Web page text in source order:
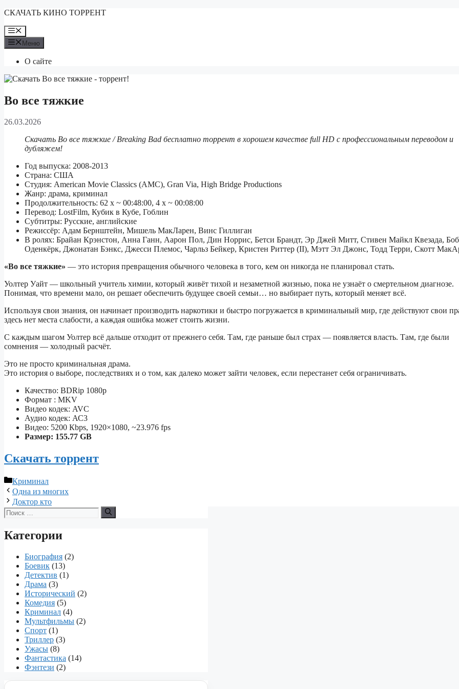
Перейти
содержимому
СКАЧАТЬ КИНО ТОРРЕНТ
Меню
Меню
О сайте
Во все тяжкие
26.03.2026
Скачать Во все тяжкие / Breaking Bad бесплатно торрент в хорошем качестве full HD с профессиональным переводом и
дубляжем!
Год выпуска: 2008-2013
Страна: США
Студия: American Movie Classics (AMC), Gran Via, High Bridge Productions
Жанр: драма, криминал
Продолжительность: 62 x ~ 00:48:00, 4 х ~ 00:08:00
Перевод: LostFilm, Кубик в Кубе, Гоблин
Субтитры: Русские, английские
Режиссёр: Адам Бернштейн, Мишель МакЛарен, Винс Гиллиган
В ролях: Брайан Крэнстон, Анна Ганн, Аарон Пол, Дин Норрис, Бетси Брандт, Эр Джей Митт, Стивен Майкл Квезада, Боб
Оденкёрк, Джонатан Бэнкс, Джесси Племос, Чарльз Бейкер, Кристен Риттер (II), Мэтт Эл Джонс, Тодд Терри, Скотт
«Во все тяжкие» — это история превращения обычного человека в того, кем он никогда не планировал стать.
Уолтер Уайт — школьный учитель химии, который живёт тихой и незаметной жизнью, пока не узнаёт о смертельном диагнозе.
Понимая, что времени мало, он решает обеспечить будущее своей семьи… но выбирает путь, который меняет всё.
Используя свои знания, он начинает производить наркотики и быстро погружается в криминальный мир, где действуют свои
здесь нет места слабости, а каждая ошибка может стоить жизни.
С каждым шагом Уолтер всё дальше отходит от прежнего себя. Там, где раньше был страх — появляется власть. Там, где были
сомнения — холодный расчёт.
Это не просто криминальная драма.
Это история о выборе, последствиях и о том, как далеко может зайти человек, если перестанет себя ограничивать.
Качество: BDRip 1080p
Формат : MKV
Видео кодек: AVC
Аудио кодек: АС3
Видео: 5200 Кbps, 1920×1080, ~23.976 fps
Размер: 155.77 GB
Скачать торрент
Рубрики
Криминал
Одна из многих
Доктор кто
Поиск:
Категории
Биография (2)
Боевик (13)
Детектив (1)
Драма (3)
Исторический (2)
Комедия (5)
Криминал (4)
Мультфильмы (2)
Спорт (1)
Триллер (3)
Ужасы (8)
Фантастика (14)
Фэнтези (2)